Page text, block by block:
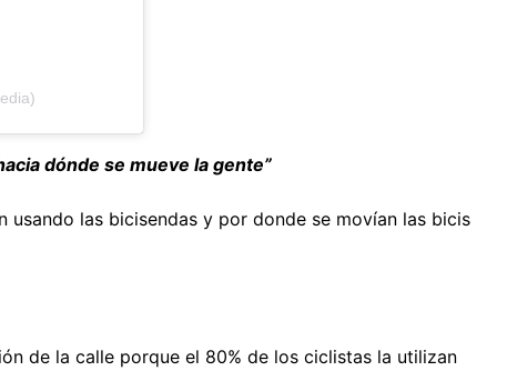
dónde se mueve la gente”
usando las bicisendas y por donde se movían las bicis
de la calle porque el 80% de los ciclistas la utilizan